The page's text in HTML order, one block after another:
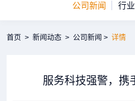
公司新闻 行
首页 >新闻动态 >公司新闻 >详情
服务科技强警，携